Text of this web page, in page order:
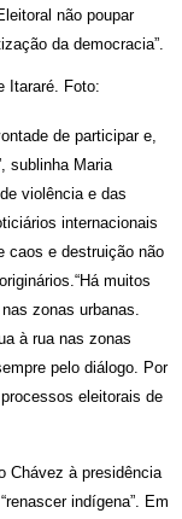
não poupar
da democracia”.
de participar e,
sublinha Maria
violência e das
internacionais
caos e destruição não
muitos
zonas urbanas.
à rua nas zonas
pelo diálogo. Por
eleitorais de
Chávez à presidência
indígena”. Em